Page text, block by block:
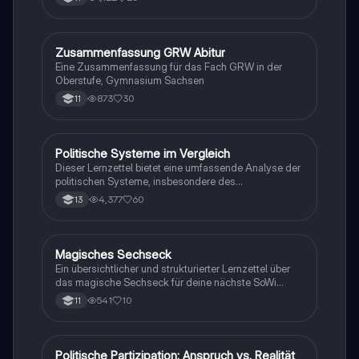
Politik, Wirtschaft und politische Theorien. Jedenfalls
Politische Bildung
Zusammenfassung GRW Abitur
Eine Zusammenfassung für das Fach GRW in der
Oberstufe, Gymnasium Sachsen
11 873 30
Politische Bildung
Politische Systeme im Vergleich
Dieser Lernzettel bietet eine umfassende Analyse der
politischen Systeme, insbesondere des
parlamentarischen und präsidentiellen Systems,
sowie der Rolle von Parteien und der Demokratie in
Bundestags, die Prinzipien der Wahlen und die
Bedeutung der Menschenrechte. Ideal für
Abiturienten, die sich auf das Fach Politik vorbereiten.
Typ: Zusammenfassung.
13 4,377 60
Wirtschaft und Recht
Magisches Sechseck
Ein übersichtlicher und strukturierter Lernzettel über
das magische Sechseck für deine nächste SoWi
Klausur ;) - SoWi Q1
11 541 10
Wirtschaft und Recht
Politische Partizipation: Anspruch vs. Realität